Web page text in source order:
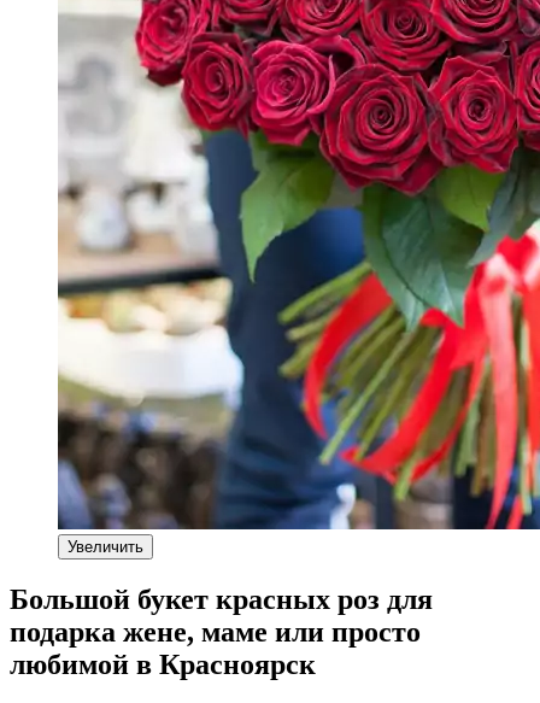
Увеличить
Большой букет красных роз для
подарка жене, маме или просто
любимой в Красноярск